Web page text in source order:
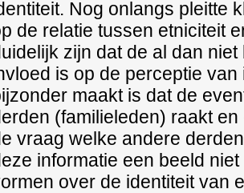
Nog onlangs pleitte
de relatie tussen etniciteit
zijn dat de al dan
is op de perceptie
maakt is dat de
(familieleden) raakt
vraag welke andere
informatie een beeld
over de identiteit van